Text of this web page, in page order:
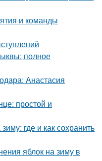
и команды
полное
Анастасия
простой и
где и как сохранить
яблок на зиму в